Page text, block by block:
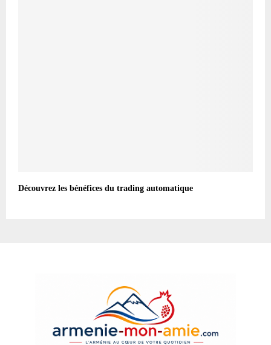
Découvrez les bénéfices du trading automatique